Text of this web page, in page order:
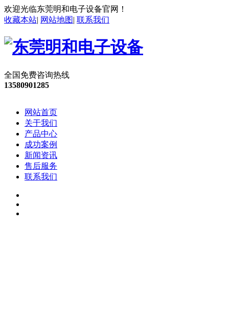
欢迎光临东莞明和电子设备官网！
收藏本站| 网站地图| 联系我们
全国免费咨询热线
13580901285
网站首页
关于我们
产品中心
成功案例
新闻资讯
售后服务
联系我们